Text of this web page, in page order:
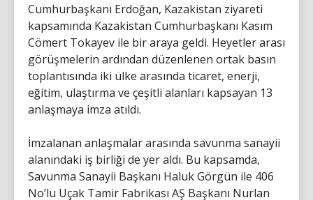
Cumhurbaşkanı Erdoğan, Kazakistan ziyareti
kapsamında Kazakistan Cumhurbaşkanı Kasım
Cömert Tokayev ile bir araya geldi. Heyetler arası
görüşmelerin ardından düzenlenen ortak basın
toplantısında iki ülke arasında ticaret, enerji,
eğitim, ulaştırma ve çeşitli alanları kapsayan 13
anlaşmaya imza atıldı.
İmzalanan anlaşmalar arasında savunma sanayii
alanındaki iş birliği de yer aldı. Bu kapsamda,
Savunma Sanayii Başkanı Haluk Görgün ile 406
No’lu Uçak Tamir Fabrikası AŞ Başkanı Nurlan